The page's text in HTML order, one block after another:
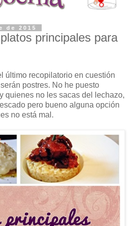
de 2015
principales para
último recopilatorio en cuestión
postres. No he puesto
quienes no les sacas del lechazo,
pero bueno alguna opción
no está mal.